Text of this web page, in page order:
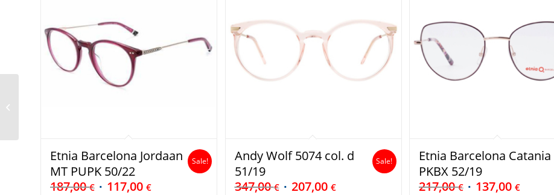
Etnia Barcelona Jordaan
MT PUPK 50/22
187,00€ 117,00 €
Sale!
Andy Wolf 5074 col. d
51/19
347,00€ 207,00 €
Sale!
Etnia Barcelona Catania
PKBX 52/19
217,00€ 137,00€